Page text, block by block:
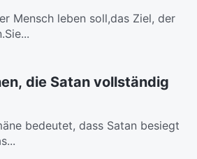
Mensch leben soll,das Ziel, der
die Satan vollständig
bedeutet, dass Satan besiegt